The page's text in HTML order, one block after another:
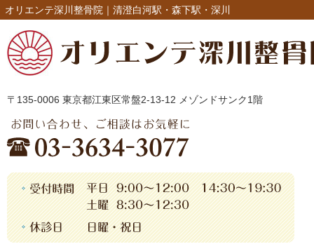
オリエンテ深川整骨院｜清澄白河駅・森下駅・深川
〒135-0006 東京都江東区常盤2-13-12 メゾンドサンク1階